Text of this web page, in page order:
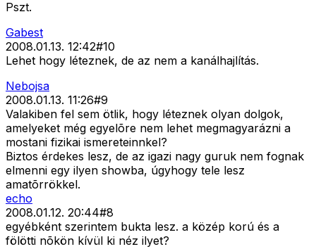
Pszt.
Gabest
2008.01.13. 12:42#10
Lehet hogy léteznek, de az nem a kanálhajlítás.
Nebojsa
2008.01.13. 11:26#9
Valakiben fel sem ötlik, hogy léteznek olyan dolgok,
amelyeket még egyelõre nem lehet megmagyarázni a
mostani fizikai ismereteinnkel?
Biztos érdekes lesz, de az igazi nagy guruk nem fognak
elmenni egy ilyen showba, úgyhogy tele lesz
amatõrrökkel.
echo
2008.01.12. 20:44#8
egyébként szerintem bukta lesz. a közép korú és a
fölötti nõkön kívül ki néz ilyet?